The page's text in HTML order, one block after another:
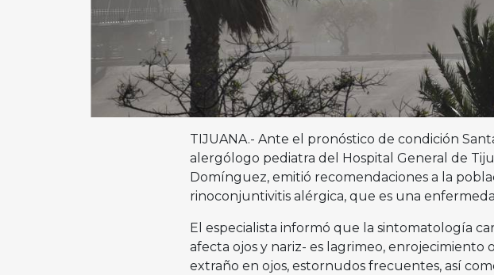
TIJUANA.- Ante el pronóstico de condición
alergólogo pediatra del Hospital General de
Domínguez, emitió recomendaciones a la
rinoconjuntivitis alérgica, que es una
El especialista informó que la sintomatología
afecta ojos y nariz- es lagrimeo, enrojecimiento
extraño en ojos, estornudos frecuentes, así